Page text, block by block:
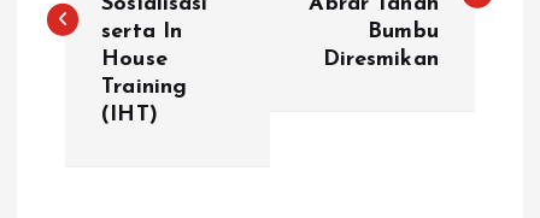
v
serta In
House
Training
(IHT)
Bumbu
Diresmikan